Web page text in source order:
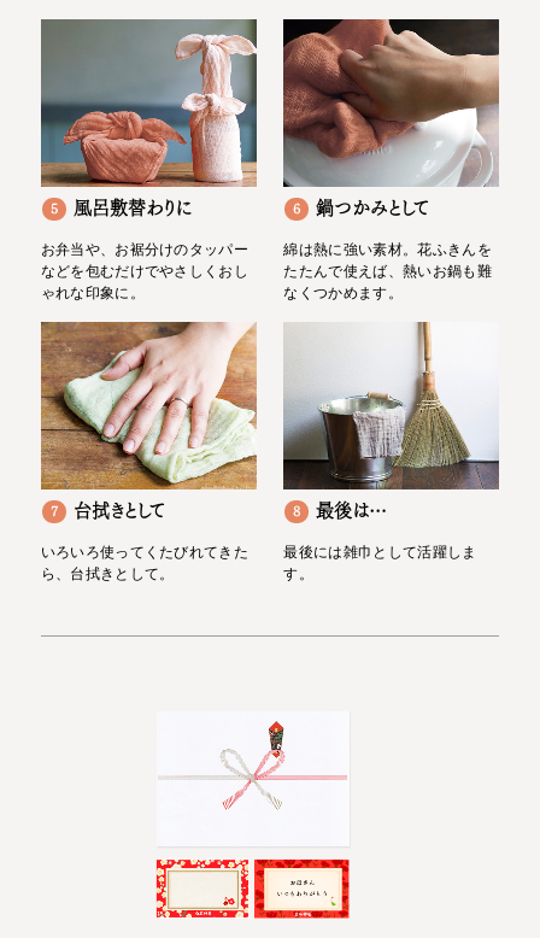
5 風呂敷替わりに
お弁当や、お裾分けのタッパー
などを包むだけでやさしくおし
ゃれな印象に。
6 鍋つかみとして
綿は熱に強い素材。花ふきんを
たたんで使えば、熱いお鍋も難
なくつかめます。
7 台拭きとして
いろいろ使ってくたびれてきた
ら、台拭きとして。
8 最後は…
最後には雑巾として活躍しま
す。